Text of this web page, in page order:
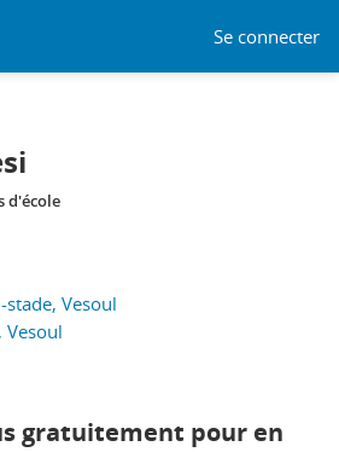
Se connecter
stade, Vesoul
Vesoul
d'école
gratuitement pour en